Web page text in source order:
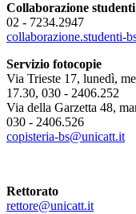
Collaborazione
02 - 7234.2947
collaborazione.studenti-
Servizio fotocopie
Via Trieste 17, lunedì,
17.30, 030 - 2406.252
Via della Garzetta 48,
030 - 2406.526
copisteria-bs@unicatt.it
Rettorato
rettore@unicatt.it